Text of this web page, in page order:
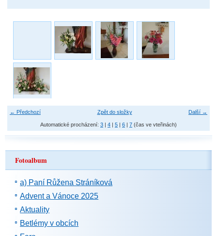
← Předchozí Další →
Zpět do složky
Automatické procházení: 3 | 4 | 5 | 6 | 7 (čas ve vteřinách)
Fotoalbum
a) Paní Růžena Stráníková
Advent a Vánoce 2025
Aktuality
Betlémy v obcích